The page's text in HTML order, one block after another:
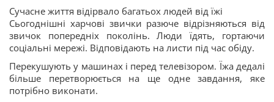
Сучасне життя відірвало багатьох людей від їжі
Сьогоднішні харчові звички разюче відрізняються від
звичок попередніх поколінь. Люди їдять, гортаючи
соціальні мережі. Відповідають на листи під час обіду.
Перекушують у машинах і перед телевізором. Їжа дедалі
більше перетворюється на ще одне завдання, яке
потрібно виконати.